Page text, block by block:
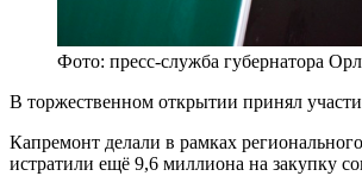
Фото: пресс-служба губернатора
В торжественном открытии принял
Капремонт делали в рамках
истратили ещё 9,6 миллиона на закупку